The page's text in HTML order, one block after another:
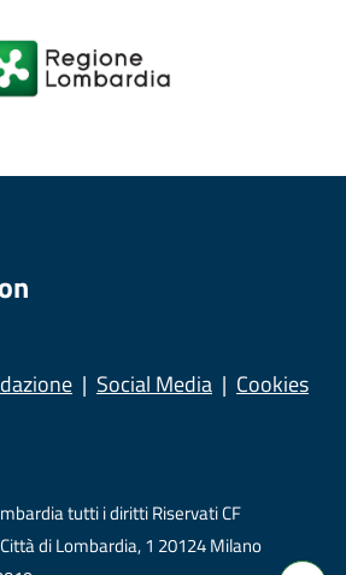
Social Media Cookies
tutti i diritti Riservati CF
di Lombardia, 1 20124 Milano